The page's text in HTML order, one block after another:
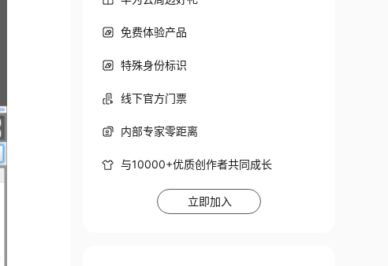
免费体验产品
特殊身份标识
线下官方门票
内部专家零距离
与10000+优质创作者共同成长
立即加入